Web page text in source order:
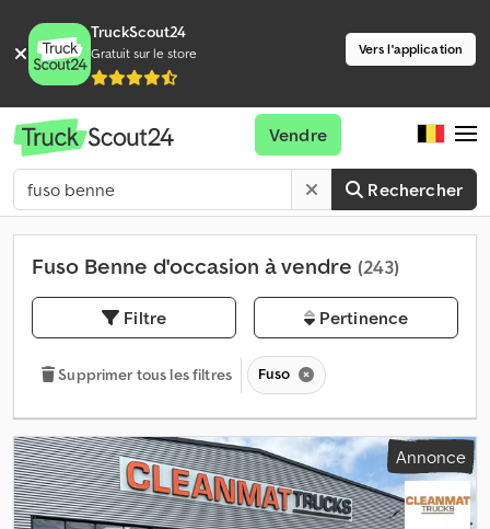
TruckScout24
Gratuit sur le store Vers l'application
Rechercher
Vendre
Fuso Benne d'occasion à vendre (243)
Filtre Pertinence
Supprimer tous les filtres Fuso
Annonce